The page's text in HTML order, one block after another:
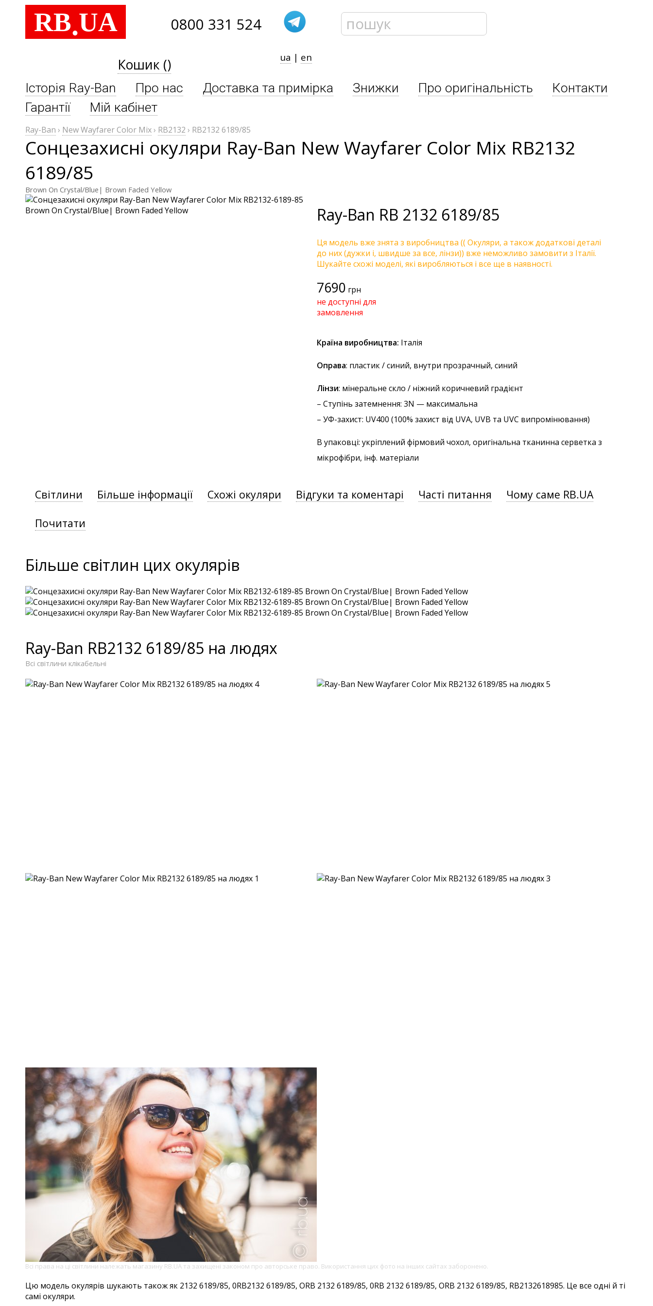
RB.UA 0800 331 524
Кошик () ua | en
Історія Ray-Ban Про нас Доставка та примірка Знижки Про оригінальність
Контакти
Гарантії
Мій кабінет
Ray-Ban › New Wayfarer Color Mix› RB2132 › RB2132 6189/85
Сонцезахисні окуляри Ray-Ban New Wayfarer Color Mix RB2132
6189/85
Brown On Crystal/Blue| Brown Faded Yellow
Ray-Ban RB 2132 6189/85
Ця модель вже знята з виробництва (( Окуляри, а також додаткові деталі
до них (дужки і, швидше за все, лінзи)) вже неможливо замовити з Італії.
Шукайте схожі моделі, які виробляються і все ще в наявності.
7690 грн
не доступні для
замовлення
Країна виробництва: Італія
Оправа: пластик / синий, внутри прозрачный, синий
Лінзи: мінеральне скло / ніжний коричневий градієнт
– Ступінь затемнення: 3N — максимальна
– УФ-захист: UV400 (100% захист від UVA, UVB та UVC випромінювання)
В упаковці: укріплений фірмовий чохол, оригінальна тканинна серветка з
мікрофібри, інф. матеріали
Світлини Більше інформації Схожі окуляри Відгуки та коментарі Часті питання Чому саме RB.UA
Почитати
Більше світлин цих окулярів
Ray-Ban RB2132 6189/85 на людях
Всі світлини клікабельні
Всі права на ці світлини належать магазину RB.UA та захищені законом про авторське право. Використання цих фото на інших сайтах заборонено.
Цю модель окулярів шукають також як 2132 6189/85, 0RB2132 6189/85, ORB 2132 6189/85, 0RB 2132 6189/85, ORB 2132 6189/85, RB2132618985. Це все одні й ті
самі окуляри.